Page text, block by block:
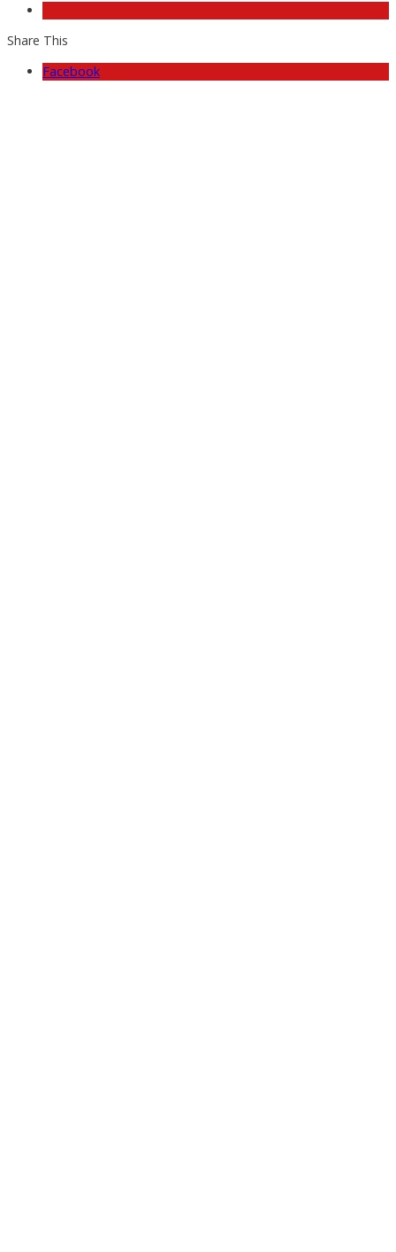
Share This
Facebook